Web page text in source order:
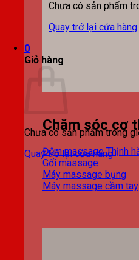
Chưa có sản phẩm
Quay trở lại cửa hàng
0
Giỏ hàng
Chưa có sản phẩm trong
Quay trở lại cửa hàng
Chăm sóc cơ
Đệm massage
Gối massage
Máy massage bụng
Máy massage cầm tay